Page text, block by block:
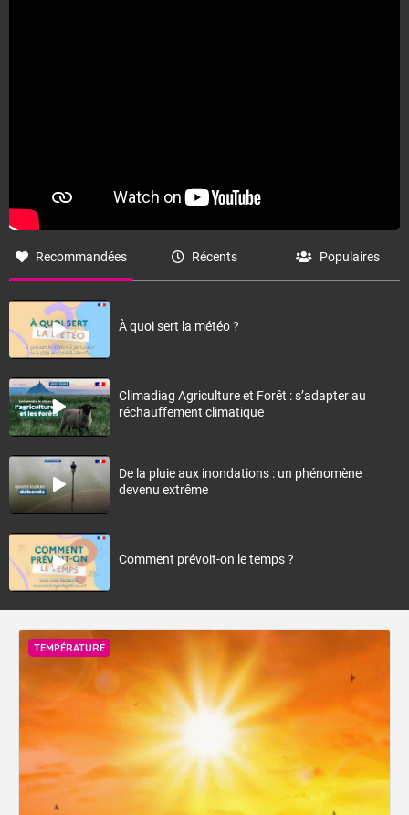
Recommandées Récents Populaires
À quoi sert la météo ?
Climadiag Agriculture et Forêt : s’adapter au
réchauffement climatique
De la pluie aux inondations : un phénomène
devenu extrême
Comment prévoit-on le temps ?
TEMPÉRATURE